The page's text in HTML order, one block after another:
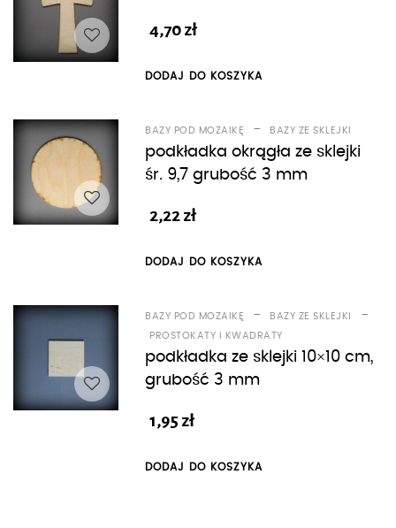
4,70zł
DODAJ DO KOSZYKA
BAZY POD MOZAIKĘ - BAZY ZE SKLEJKI
podkładka okrągła ze sklejki
śr. 9,7 grubość 3 mm
2,22zł
DODAJ DO KOSZYKA
BAZY POD MOZAIKĘ - BAZY ZE SKLEJKI -
PROSTOKATY I KWADRATY
podkładka ze sklejki 10×10 cm,
grubość 3 mm
1,95zł
DODAJ DO KOSZYKA